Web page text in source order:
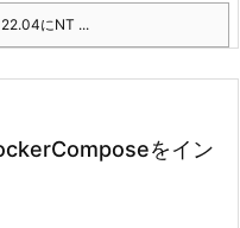
にNT ...
をイン